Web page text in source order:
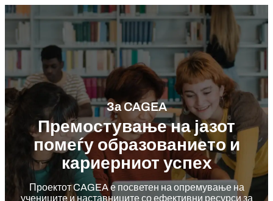
За CAGEA
Премостување на јазот
помеѓу образованието и
кариерниот успех
Проектот CAGEA е посветен на опремување на
учениците и наставниците со ефективни ресурси за